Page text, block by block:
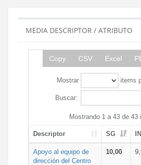
MEDIA DESCRIPTOR / ATRIBUTO
Copy CSV Excel
Mostrar items
Buscar:
Mostrando 1 a 43 de 43
Descriptor SG
Apoyo al equipo de
dirección del Centro
10,00